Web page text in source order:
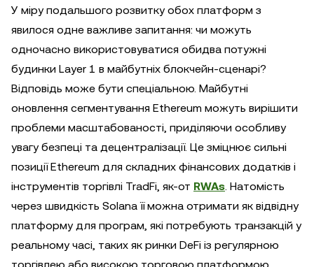
У міру подальшого розвитку обох платформ з
явилося одне важливе запитання: чи можуть
одночасно використовуватися обидва потужні
будинки Layer 1 в майбутніх блокчейн-сценарі?
Відповідь може бути спеціальною. Майбутні
оновлення сегментування Ethereum можуть вирішити
проблеми масштабованості, приділяючи особливу
увагу безпеці та децентралізації. Це зміцнює сильні
позиції Ethereum для складних фінансових додатків і
інструментів торгівлі TradFi, як-от RWAs. Натомість
через швидкість Solana її можна отримати як відвідну
платформу для програм, які потребують транзакцій у
реальному часі, таких як ринки DeFi із регулярною